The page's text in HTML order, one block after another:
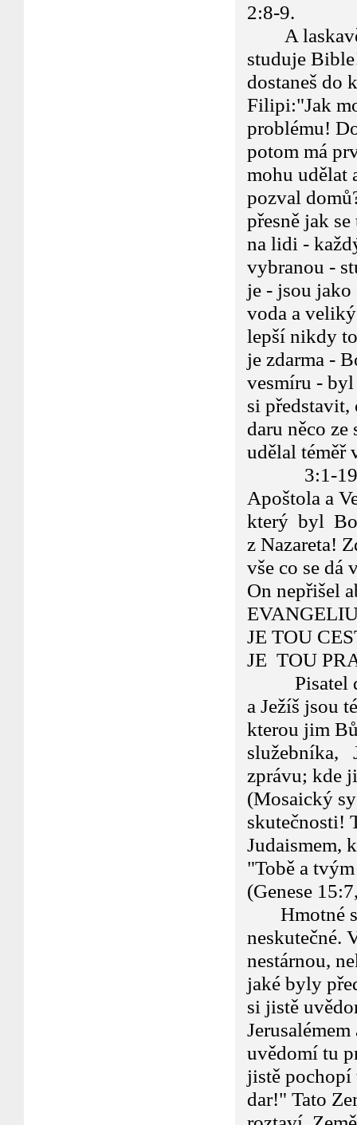
2:8-9.
A laskavě
studuje
dostaneš do
Filipi:"Jak
problému!
potom má
mohu udělat
pozval
přesně jak
na lidi -
vybranou -
je - jsou
voda a
lepší nikdy
je zdarma -
vesmíru -
si představit,
daru něco
udělal
3:1-19...
Apoštola a
který byl
z Nazareta!
vše co se dá
On nepřišel
JE TOU
JE TOU
Pisatel
a Ježíš jsou
kterou jim
služebníka,
zprávu; kde
(Mosaický
skutečnosti!
Judaismem,
"Tobě a
(Genese
Hmotné
neskutečné.
nestárnou,
jaké byly
si jistě
uvědomí tu
jistě
dar!" Tato